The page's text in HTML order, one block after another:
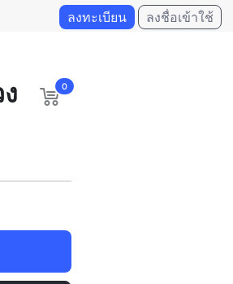
ลงทะเบียน ลงชื่อเข้าใช้
0